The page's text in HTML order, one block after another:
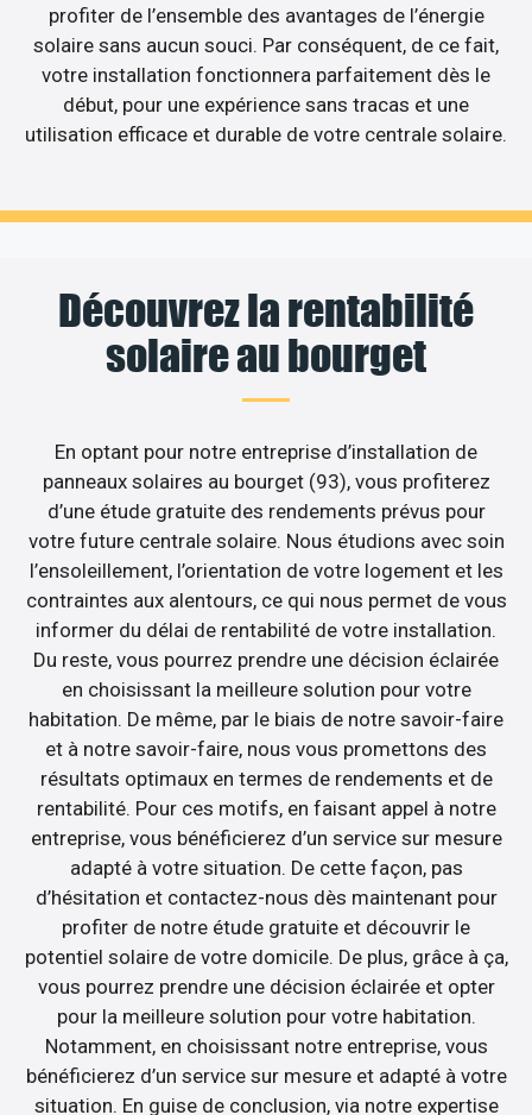
profiter de l’ensemble des avantages de l’énergie
solaire sans aucun souci. Par conséquent, de ce fait,
votre installation fonctionnera parfaitement dès le
début, pour une expérience sans tracas et une
utilisation efficace et durable de votre centrale solaire.
Découvrez la rentabilité
solaire au bourget
En optant pour notre entreprise d’installation de
panneaux solaires au bourget (93), vous profiterez
d’une étude gratuite des rendements prévus pour
votre future centrale solaire. Nous étudions avec soin
l’ensoleillement, l’orientation de votre logement et les
contraintes aux alentours, ce qui nous permet de vous
informer du délai de rentabilité de votre installation.
Du reste, vous pourrez prendre une décision éclairée
en choisissant la meilleure solution pour votre
habitation. De même, par le biais de notre savoir-faire
et à notre savoir-faire, nous vous promettons des
résultats optimaux en termes de rendements et de
rentabilité. Pour ces motifs, en faisant appel à notre
entreprise, vous bénéficierez d’un service sur mesure
adapté à votre situation. De cette façon, pas
d’hésitation et contactez-nous dès maintenant pour
profiter de notre étude gratuite et découvrir le
potentiel solaire de votre domicile. De plus, grâce à ça,
vous pourrez prendre une décision éclairée et opter
pour la meilleure solution pour votre habitation.
Notamment, en choisissant notre entreprise, vous
bénéficierez d’un service sur mesure et adapté à votre
situation. En guise de conclusion, via notre expertise